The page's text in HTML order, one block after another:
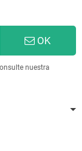
OK
nuestra